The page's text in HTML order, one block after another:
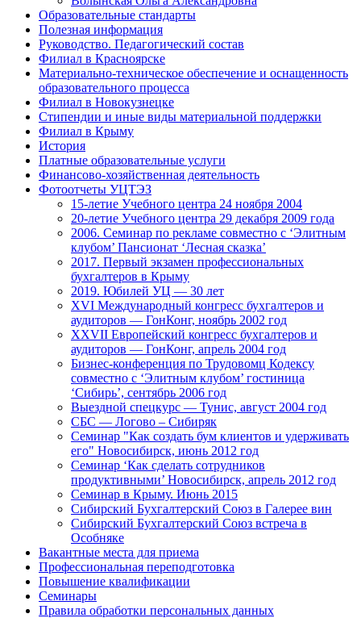
Образовательные стандарты
Полезная информация
Руководство. Педагогический состав
Филиал в Красноярске
Материально-техническое обеспечение и оснащенность
образовательного процесса
Филиал в Новокузнецке
Стипендии и иные виды материальной поддержки
Филиал в Крыму
История
Платные образовательные услуги
Финансово-хозяйственная деятельность
Фотоотчеты УЦТЭЗ
15-летие Учебного центра 24 ноября 2004
20-летие Учебного центра 29 декабря 2009 года
2006. Семинар по рекламе совместно с ‘Элитным
клубом’ Пансионат ‘Лесная сказка’
2017. Первый экзамен профессиональных
бухгалтеров в Крыму
2019. Юбилей УЦ — 30 лет
XVI Международный конгресс бухгалтеров и
аудиторов — ГонКонг, ноябрь 2002 год
XXVII Европейский конгресс бухгалтеров и
аудиторов — ГонКонг, апрель 2004 год
Бизнес-конференция по Трудовомц Кодексу
совместно с ‘Элитным клубом’ гостиница
‘Сибирь’, сентябрь 2006 год
Выездной спецкурс — Тунис, август 2004 год
СБС — Логово – Сибиряк
Семинар "Как создать бум клиентов и удерживать
его" Новосибирск, июнь 2012 год
Семинар ‘Как сделать сотрудников
продуктивными’ Новосибирск, апрель 2012 год
Семинар в Крыму. Июнь 2015
Сибирский Бухгалтерский Союз в Галерее вин
Сибирский Бухгалтерский Союз встреча в
Особняке
Вакантные места для приема
Профессиональная переподготовка
Повышение квалификации
Семинары
Правила обработки персональных данных